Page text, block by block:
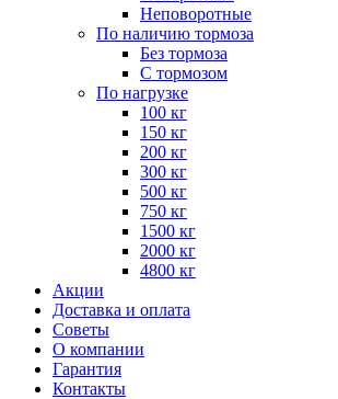
Неповоротные
По наличию тормоза
Без тормоза
С тормозом
По нагрузке
100 кг
150 кг
200 кг
300 кг
500 кг
750 кг
1500 кг
2000 кг
4800 кг
Акции
Доставка и оплата
Советы
О компании
Гарантия
Контакты